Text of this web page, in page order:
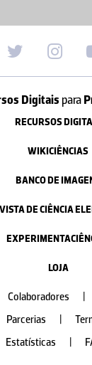
Digitais para
RECURSOS
WIKICIÊNCIAS
BANCO DE
DE CIÊNCIA
LOJA
Colaboradores
Parcerias
Estatísticas